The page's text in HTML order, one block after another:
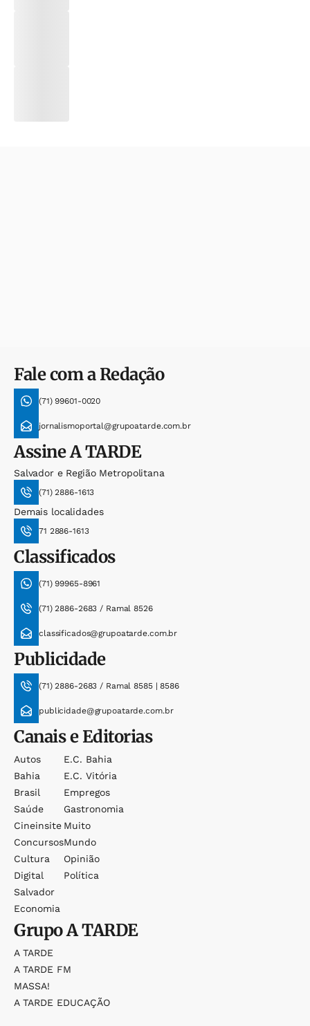
Fale com a Redação
(71) 99601-0020
jornalismoportal@grupoatarde.com.br
AssineA TARDE
Salvador e Região Metropolitana
(71) 2886-1613
Demais localidades
71 2886-1613
Classificados
(71) 99965-8961
(71) 2886-2683 / Ramal 8526
classificados@grupoatarde.com.br
Publicidade
(71) 2886-2683 / Ramal 8585 | 8586
publicidade@grupoatarde.com.br
Canais e Editorias
Autos
Bahia
Brasil
Saúde
Cineinsite
Concursos
Cultura
Digital
Salvador
Economia
E.c. Bahia
E.c. Vitória
Empregos
Gastronomia
Muito
Mundo
Opinião
Política
GrupoA TARDE
A TARDE
A TARDE FM
MASSA!
A TARDE EDUCAÇÃO